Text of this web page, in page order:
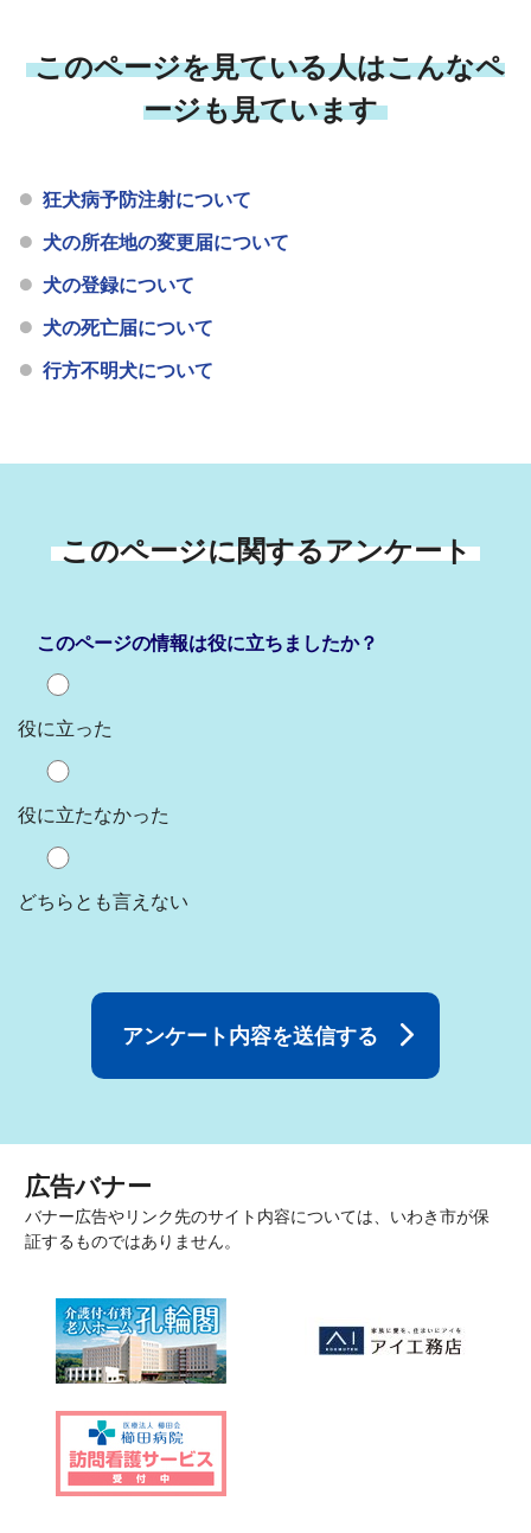
このページを見ている人はこんなペ
ージも見ています
狂犬病予防注射について
犬の所在地の変更届について
犬の登録について
犬の死亡届について
行方不明犬について
このページに関するアンケート
このページの情報は役に立ちましたか？
役に立った
役に立たなかった
どちらとも言えない
広告バナー
バナー広告やリンク先のサイト内容については、いわき市が保
証するものではありません。